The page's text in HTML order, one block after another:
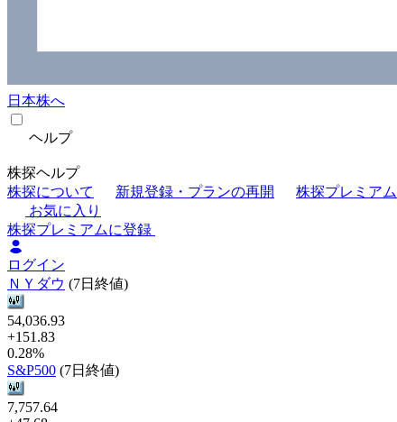
日本株へ
ヘルプ
株探ヘルプ
株探について
新規登録・プランの再開 株探プレミアム
お気に入り
株探プレミアムに登録
ログイン
ＮＹダウ (7日終値)
54,036.93
+151.83
0.28%
S&P500 (7日終値)
7,757.64